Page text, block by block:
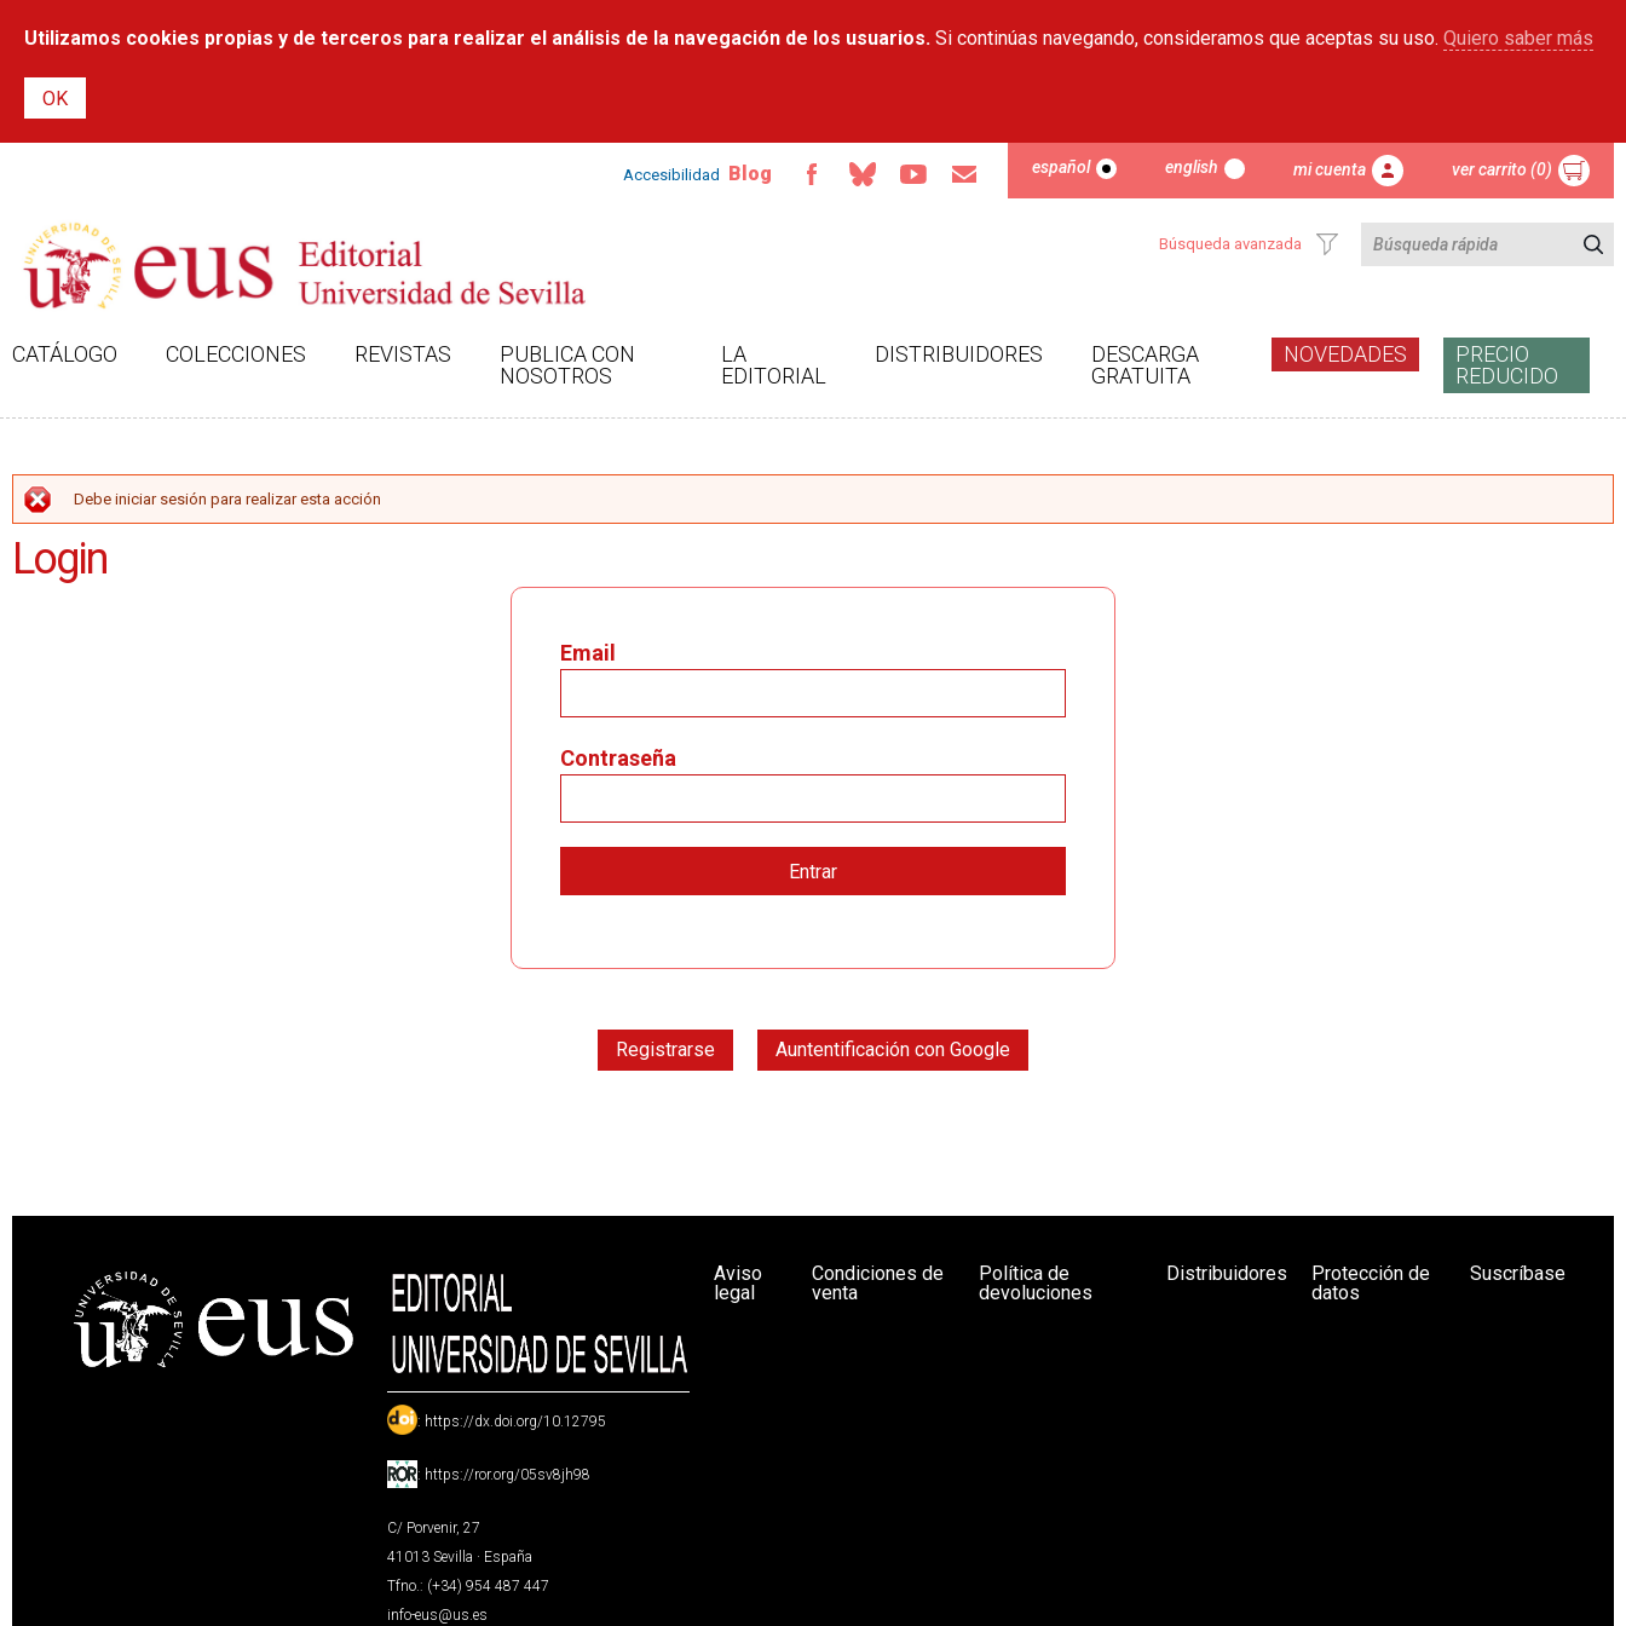
contenido
Utilizamos cookies propias y de terceros para realizar el análisis de la navegación de los usuarios. Si continúas navegando, consideramos que aceptas su uso. Quiero saber más
Accesibilidad Blog español english mi cuenta ver carrito (0)
Búsqueda avanzada
CATÁLOGO COLECCIONES REVISTAS
PUBLICA CON
NOSOTROS
LA
EDITORIAL
DISTRIBUIDORES
DESCARGA
GRATUITA
NOVEDADES
PRECIO
REDUCIDO
MENSAJE DE ERROR
Debe iniciar sesión para realizar esta acción
Login
Email
Contraseña
Registrarse Auntentificación con Google
: https://dx.doi.org/10.12795
: https://ror.org/05sv8jh98
C/ Porvenir, 27
41013 Sevilla · España
Tfno.: (+34) 954 487 447
info-eus@us.es
Aviso
legal
Condiciones de
venta
Política de
devoluciones
Distribuidores
Protección de
datos
Suscríbase